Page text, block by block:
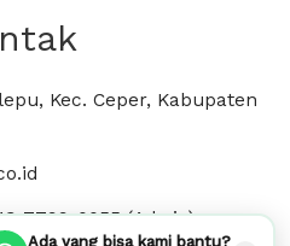
Kec. Ceper, Kabupaten
7799-0055 (Admin)
Ada yang bisa kami bantu?